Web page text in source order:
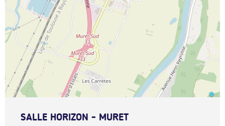
SALLE HORIZON - MURET